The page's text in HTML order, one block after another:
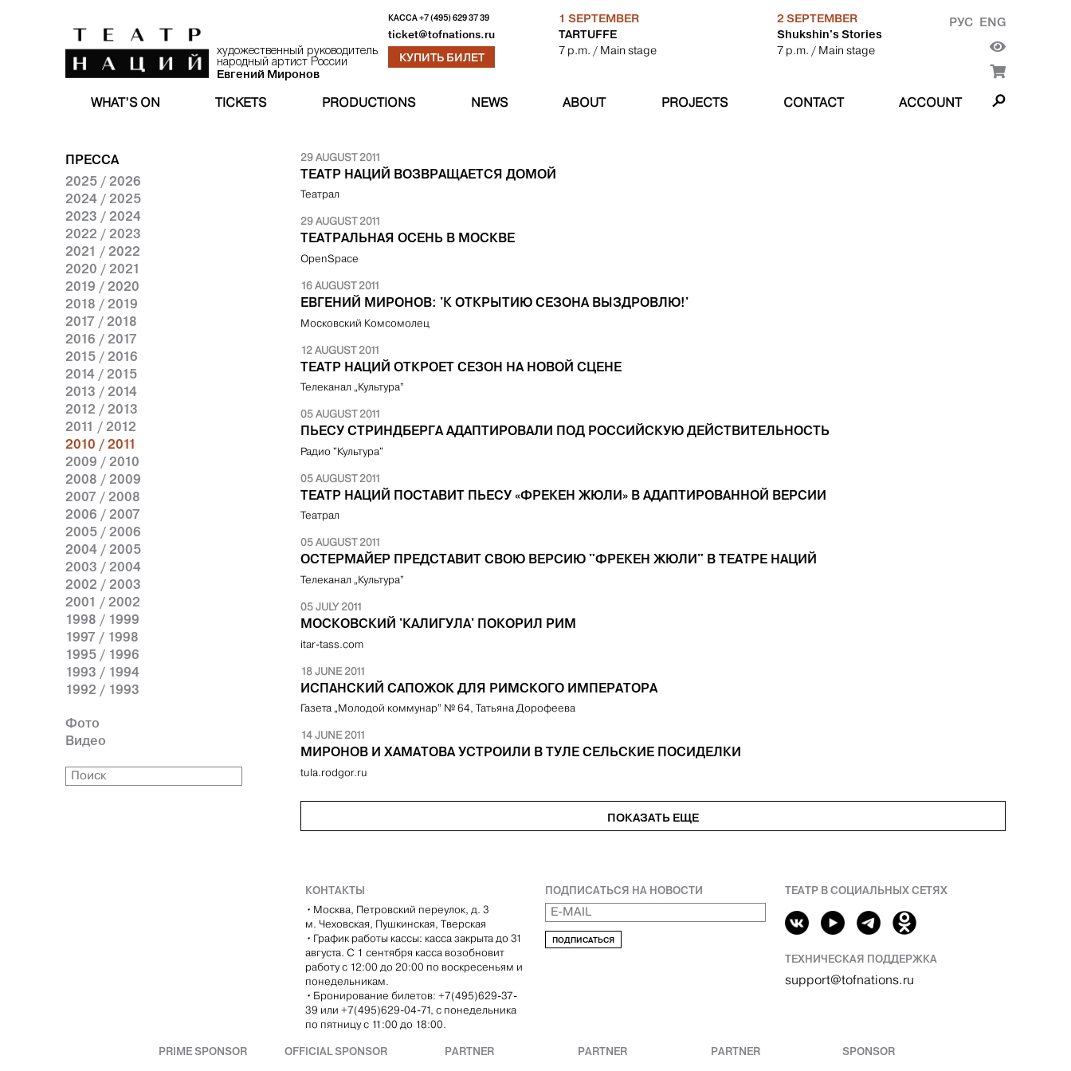
художественный руководитель
народный артист России
Евгений Миронов
КАССА+7 (495) 629 37 39
ticket@tofnations.ru
КУПИТЬ БИЛЕТ
1 SEPTEMBER
TARTUFFE
7 p.m. / Main stage
2 SEPTEMBER
Shukshin's Stories
7 p.m. / Main stage
РУС ENG
WHAT’S ON TICKETS PRODUCTIONS NEWS ABOUT PROJECTS CONTACT ACCOUNT
ПРЕССА
2025 / 2026
2024 / 2025
2023 / 2024
2022 / 2023
2021 / 2022
2020 / 2021
2019 / 2020
2018 / 2019
2017 / 2018
2016 / 2017
2015 / 2016
2014 / 2015
2013 / 2014
2012 / 2013
2011 / 2012
2010 / 2011
2009 / 2010
2008 / 2009
2007 / 2008
2006 / 2007
2005 / 2006
2004 / 2005
2003 / 2004
2002 / 2003
2001 / 2002
1998 / 1999
1997 / 1998
1995 / 1996
1993 / 1994
1992 / 1993
Фото
Видео
29 AUGUST 2011
ТЕАТР НАЦИЙ ВОЗВРАЩАЕТСЯ ДОМОЙ
Театрал
29 AUGUST 2011
ТЕАТРАЛЬНАЯ ОСЕНЬ В МОСКВЕ
OpenSpace
16 AUGUST 2011
ЕВГЕНИЙ МИРОНОВ: 'К ОТКРЫТИЮ СЕЗОНА ВЫЗДРОВЛЮ!'
Московский Комсомолец
12 AUGUST 2011
ТЕАТР НАЦИЙ ОТКРОЕТ СЕЗОН НА НОВОЙ СЦЕНЕ
Телеканал „Культура”
05 AUGUST 2011
ПЬЕСУ СТРИНДБЕРГА АДАПТИРОВАЛИ ПОД РОССИЙСКУЮ ДЕЙСТВИТЕЛЬНОСТЬ
Радио "Культура"
05 AUGUST 2011
ТЕАТР НАЦИЙ ПОСТАВИТ ПЬЕСУ «ФРЕКЕН ЖЮЛИ» В АДАПТИРОВАННОЙ ВЕРСИИ
Театрал
05 AUGUST 2011
ОСТЕРМАЙЕР ПРЕДСТАВИТ СВОЮ ВЕРСИЮ "ФРЕКЕН ЖЮЛИ" В ТЕАТРЕ НАЦИЙ
Телеканал „Культура”
05 JULY 2011
МОСКОВСКИЙ 'КАЛИГУЛА' ПОКОРИЛ РИМ
itar-tass.com
18 JUNE 2011
ИСПАНСКИЙ САПОЖОК ДЛЯ РИМСКОГО ИМПЕРАТОРА
Газета „Молодой коммунар” № 64, Татьяна Дорофеева
14 JUNE 2011
МИРОНОВ И ХАМАТОВА УСТРОИЛИ В ТУЛЕ СЕЛЬСКИЕ ПОСИДЕЛКИ
tula.rodgor.ru
ПОКАЗАТЬ ЕЩЕ
КОНТАКТЫ
• Москва, Петровский переулок, д. 3
м. Чеховская, Пушкинская, Тверская
• График работы кассы: касса закрыта до 31
августа. С 1 сентября касса возобновит
работу с 12:00 до 20:00 по воскресеньям и
понедельникам.
• Бронирование билетов: +7(495)629-37-
39 или +7(495)629-04-71, с понедельника
по пятницу с 11:00 до 18:00.
ПОДПИСАТЬСЯ НА НОВОСТИ
ПОДПИСАТЬСЯ
ТЕАТР В СОЦИАЛЬНЫХ СЕТЯХ
ТЕХНИЧЕСКАЯ ПОДДЕРЖКА
support@tofnations.ru
PRIME SPONSOR OFFICIAL SPONSOR PARTNER PARTNER PARTNER SPONSOR